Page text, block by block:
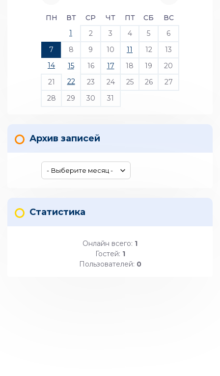
ПН ВТ СР ЧТ ПТ СБ
ВС
1
2 3 4 5
6
7
8 9 10 11 12
13
14
15 16 17 18 19
20
21
22 23 24 25 26
27
28
29 30 31
Архив записей
Статистика
Онлайн всего: 1
Гостей: 1
Пользователей: 0